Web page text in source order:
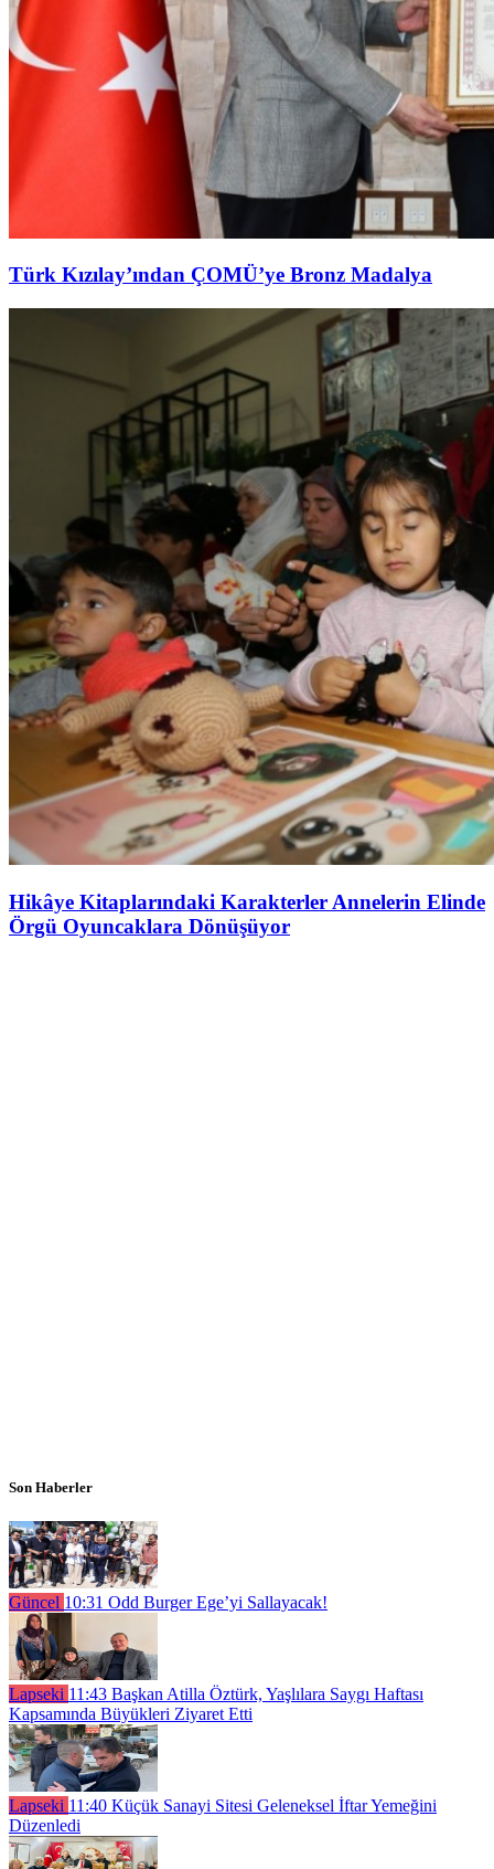
Türk Kızılay’ından ÇOMÜ’ye Bronz Madalya
Hikâye Kitaplarındaki Karakterler Annelerin Elinde
Örgü Oyuncaklara Dönüşüyor
Son Haberler
Güncel 10:31 Odd Burger Ege’yi Sallayacak!
Lapseki 11:43 Başkan Atilla Öztürk, Yaşlılara Saygı Haftası
Kapsamında Büyükleri Ziyaret Etti
Lapseki 11:40 Küçük Sanayi Sitesi Geleneksel İftar Yemeğini
Düzenledi